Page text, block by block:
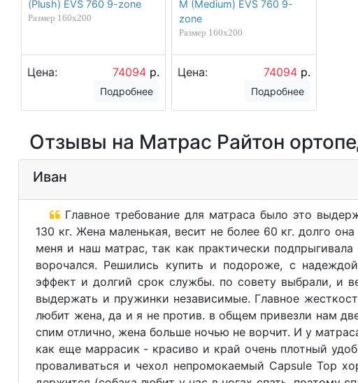
(Plush) EVS 760 9-zone
Размер 160х200
Цена: 74094 р.
Подробнее
M (Medium) EVS 760 9-
zone
Размер 160х200
Цена: 74094 р.
Подробнее
Отзывы на Матрас Райтон
Иван
Главное требование для матраса было это
130 кг. Жена маленькая, весит не более 60 кг. долго
меня и наш матрас, так как практически подпрыгивала
ворочался. Решились купить и подороже, с
эффект и долгий срок службы. по совету выбрали, и
выдержать и пружинки независимые. Главное
любит жена, да и я не против. в общем привезли нам
спим отлично, жена больше ночью не ворчит. И у
как еще маррасик - красиво и край очень плотный
проваливаться и чехол непромокаемый Capsule Top